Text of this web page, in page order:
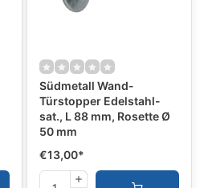
Südmetall Wand-
Türstopper Edelstahl-
sat., L 88 mm, Rosette Ø
50 mm
€13,00*